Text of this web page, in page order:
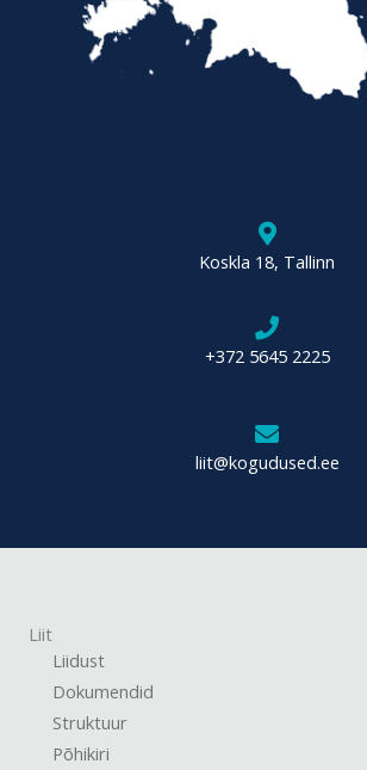
Koskla 18, Tallinn
+372 5645 2225
liit@kogudused.ee
Liit
Liidust
Dokumendid
Struktuur
Põhikiri